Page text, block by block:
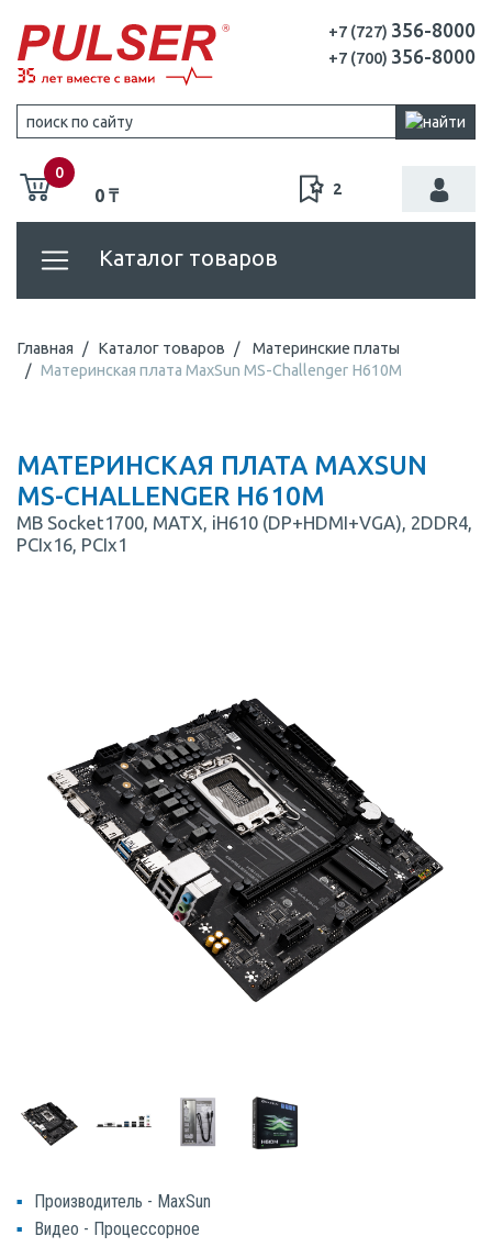
+7 (727) 356-8000
+7 (700) 356-8000
0
0 ₸ 2
Каталог товаров
Главная Каталог товаров
Материнские платы
Материнская плата MaxSun MS-Challenger H610M
МАТЕРИНСКАЯ ПЛАТА MAXSUN
MS-CHALLENGER H610M
MB Socket1700, MATX, iH610 (DP+HDMI+VGA), 2DDR4,
PCIx16, PCIx1
Производитель - MaxSun
Видео - Процессорное